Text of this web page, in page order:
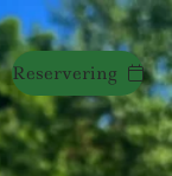
Reservering